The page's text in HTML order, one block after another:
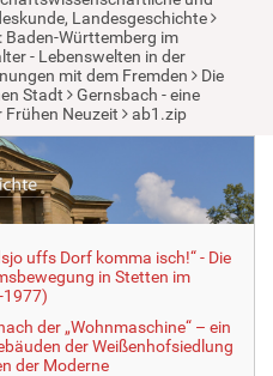
Landesgeschichte
Baden-Württemberg im
- Lebenswelten in der
mit dem Fremden
Die
Stadt
Gernsbach - eine
Neuzeit
ab1.zip
uffs Dorf komma isch!“ - Die
in Stetten im
1977)
der „Wohnmaschine“ – ein
der Weißenhofsiedlung
der Moderne